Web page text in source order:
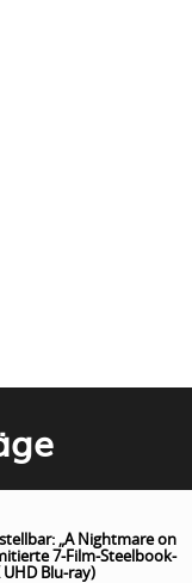
„A Nightmare on
7-Film-Steelbook-
Blu-ray)